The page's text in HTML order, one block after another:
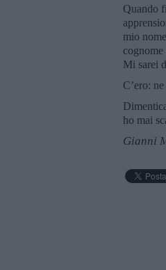
Quando
mio
Mi sarei
C’ero:
ho mai
Gianni